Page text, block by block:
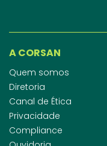
A CORSAN
Quem somos
Diretoria
Canal de Ética
Privacidade
Compliance